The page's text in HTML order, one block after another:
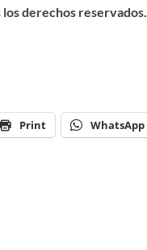
derechos reservados.
Print WhatsApp